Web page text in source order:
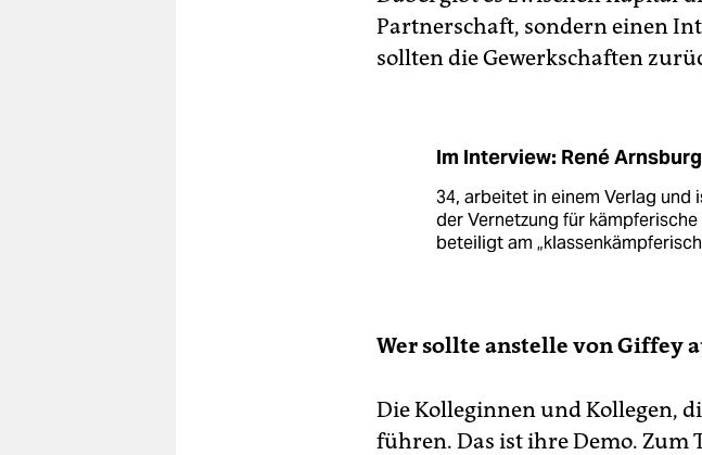
Partnerschaft, sondern einen
sollten die Gewerkschaften
Im Interview: René Arnsburg
34, arbeitet in einem Verlag und
der Vernetzung für
beteiligt am
Wer sollte anstelle von Giffey
Die Kolleginnen und Kollegen,
führen. Das ist ihre Demo. Zum